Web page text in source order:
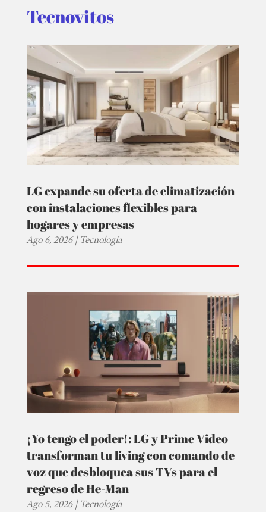
Tecnovitos
LG expande su oferta de climatización
con instalaciones flexibles para
hogares y empresas
Ago 6, 2026|Tecnología
¡Yo tengo el poder!: LG y Prime Video
transforman tu living con comando de
voz que desbloquea sus TVs para el
regreso de He-Man
Ago 5, 2026|Tecnología